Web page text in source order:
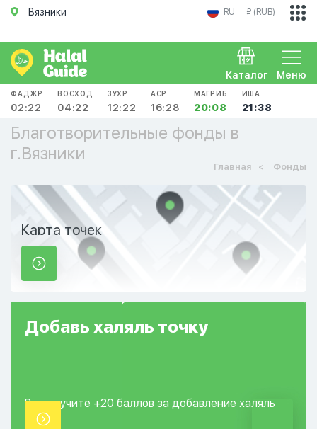
Вязники RU ₽ (RUB)
Меню
Каталог
ФАДЖР
02:22
ВОСХОД
04:22
ЗУХР
12:22
АСР
16:28
МАГРИБ
20:08
ИША
21:38
Благотворительные фонды в
г.Вязники
Главная Фонды
Карта точек
Добавь халяль точку
Вы получите +20 баллов за добавление халяль
точки.